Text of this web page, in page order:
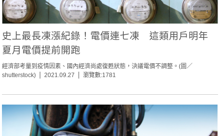
史上最長凍漲紀錄！電價連七凍 這類用戶明年
夏月電價提前開跑
經濟部考量到疫情因素、國內經濟尚處復甦狀態，決議電價不調整。(圖／
shutterstock)
2021.09.27 瀏覽數:1781